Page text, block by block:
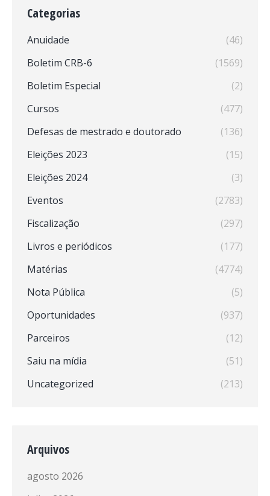
Categorias
Anuidade
(46)
Boletim CRB-6
(1569)
Boletim Especial
(2)
Cursos
(477)
Defesas de mestrado e doutorado
(136)
Eleições 2023
(15)
Eleições 2024
(3)
Eventos
(2783)
Fiscalização
(297)
Livros e periódicos
(177)
Matérias
(4774)
Nota Pública
(5)
Oportunidades
(937)
Parceiros
(12)
Saiu na mídia
(51)
Uncategorized
(213)
Arquivos
agosto 2026